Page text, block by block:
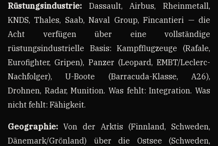
Rüstungsindustrie: Dassault, Airbus, Rheinmetall,
KNDS, Thales, Saab, Naval Group, Fincantieri — die
Acht verfügen über eine vollständige
rüstungsindustrielle Basis: Kampfflugzeuge (Rafale,
Eurofighter, Gripen), Panzer (Leopard, EMBT/Leclerc-
Nachfolger), U-Boote (Barracuda-Klasse, A26),
Drohnen, Radar, Munition. Was fehlt: Integration. Was
nicht fehlt: Fähigkeit.
Geographie: Von der Arktis (Finnland, Schweden,
Dänemark/Grönland) über die Ostsee (Schweden,